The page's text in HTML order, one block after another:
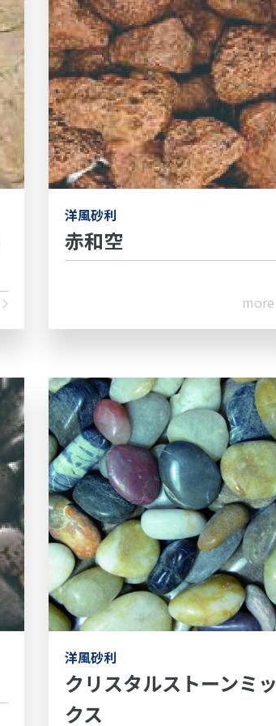
洋風砂利
赤和空
more
洋風砂利
クリスタルストーンミッ
クス